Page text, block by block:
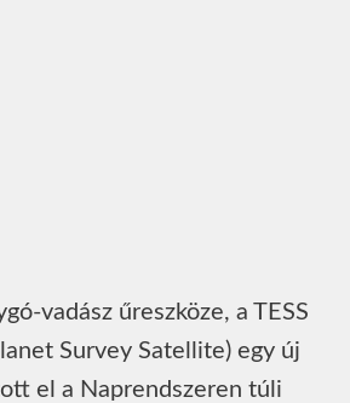
vadász űreszköze, a TESS
Survey Satellite) egy új
el a Naprendszeren túli